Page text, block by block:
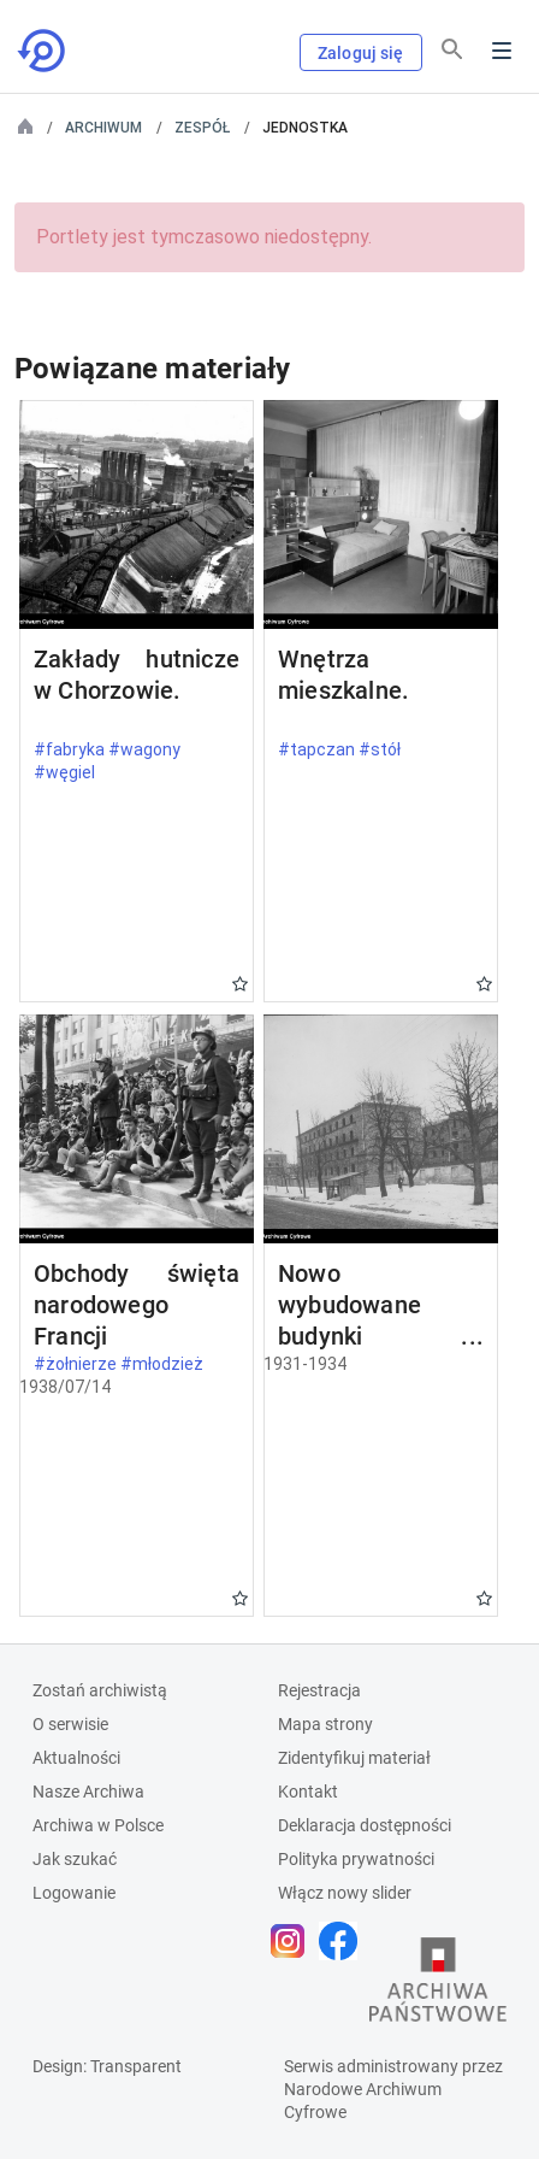
Zaloguj się
ARCHIWUM ZESPÓŁ JEDNOSTKA
Portlety jest tymczasowo niedostępny.
Powiązane materiały
Zakłady hutnicze
w Chorzowie.
#fabryka #wagony
#węgiel
Wnętrza
mieszkalne.
#tapczan #stół
Obchody święta
narodowego
Francji
#żołnierze #młodzież
1938/07/14
Nowo
wybudowane
budynki w
Częstochowie
1931-1934
Zostań archiwistą
O serwisie
Aktualności
Nasze Archiwa
Archiwa w Polsce
Jak szukać
Logowanie
Rejestracja
Mapa strony
Zidentyfikuj materiał
Kontakt
Deklaracja dostępności
Polityka prywatności
Włącz nowy slider
Design: Transparent
Serwis administrowany przez
Narodowe Archiwum
Cyfrowe